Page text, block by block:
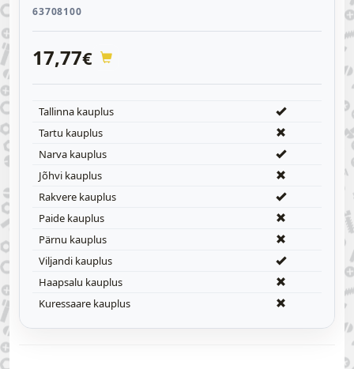
63708100
17,77€
Tallinna kauplus
Tartu kauplus
Narva kauplus
Jõhvi kauplus
Rakvere kauplus
Paide kauplus
Pärnu kauplus
Viljandi kauplus
Haapsalu kauplus
Kuressaare kauplus